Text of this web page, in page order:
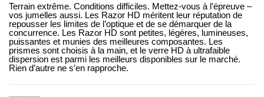
Terrain extrême. Conditions difficiles. Mettez-vous à l’épreuve –
vos jumelles aussi. Les Razor HD méritent leur réputation de
repousser les limites de l’optique et de se démarquer de la
concurrence. Les Razor HD sont petites, légères, lumineuses,
puissantes et munies des meilleures composantes. Les
prismes sont choisis à la main, et le verre HD à ultrafaible
dispersion est parmi les meilleurs disponibles sur le marché.
Rien d’autre ne s’en rapproche.